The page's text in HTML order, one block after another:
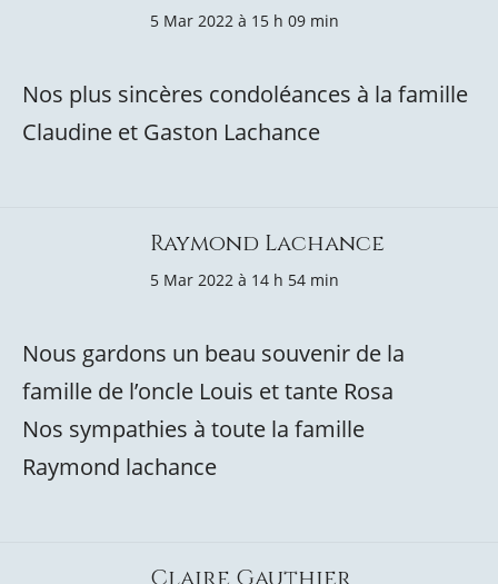
5 Mar 2022 à 15 h 09 min
Nos plus sincères condoléances à la famille
Claudine et Gaston Lachance
Raymond Lachance
5 Mar 2022 à 14 h 54 min
Nous gardons un beau souvenir de la
famille de l’oncle Louis et tante Rosa
Nos sympathies à toute la famille
Raymond lachance
Claire Gauthier